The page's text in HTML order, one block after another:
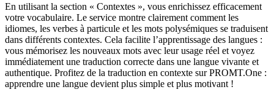
En utilisant la section « Contextes », vous enrichissez efficacement
votre vocabulaire. Le service montre clairement comment les
idiomes, les verbes à particule et les mots polysémiques se traduisent
dans différents contextes. Cela facilite l’apprentissage des langues :
vous mémorisez les nouveaux mots avec leur usage réel et voyez
immédiatement une traduction correcte dans une langue vivante et
authentique. Profitez de la traduction en contexte sur PROMT.One :
apprendre une langue devient plus simple et plus motivant !